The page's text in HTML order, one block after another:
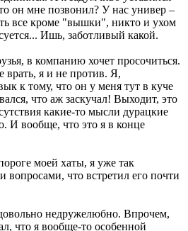
он мне позвонил? У нас универ –
все кроме "вышки", никто и ухом
Ишь, заботливый какой.
в компанию хочет просочиться.
врать, я и не против. Я,
к тому, что он у меня тут в куче
что аж заскучал! Выходит, это
какие-то мысли дурацкие
И вообще, что это я в конце
моей хаты, я уже так
вопросами, что встретил его почти
недружелюбно. Впрочем,
что я вообще-то особенной